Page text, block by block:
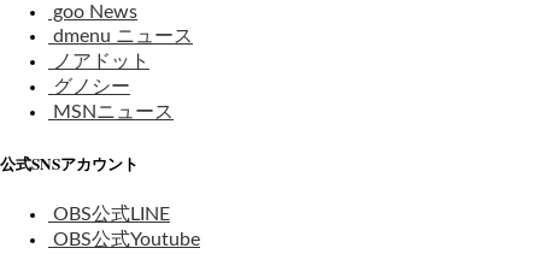
goo News
dmenu ニュース
ノアドット
グノシー
MSNニュース
公式SNSアカウント
OBS公式LINE
OBS公式Youtube